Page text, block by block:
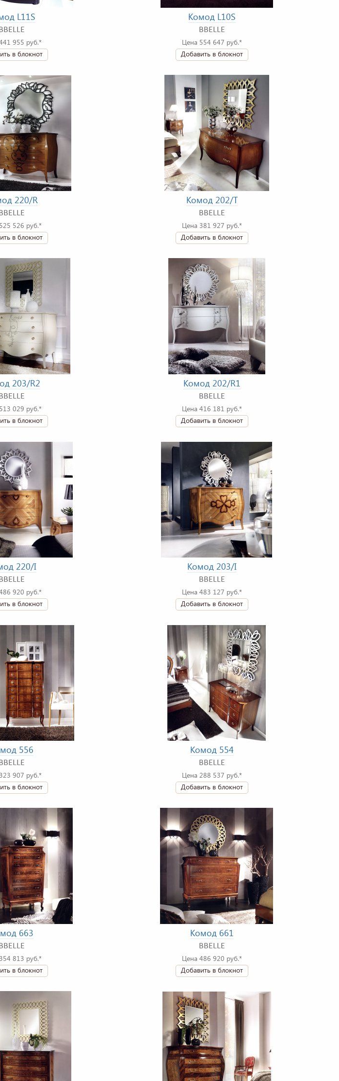
L11S
955 руб.*
в блокнот
Комод L10S
BBELLE
Цена 554 647 руб.*
Добавить в блокнот
220/R
526 руб.*
в блокнот
Комод 202/T
BBELLE
Цена 381 927 руб.*
Добавить в блокнот
203/R2
029 руб.*
в блокнот
Комод 202/R1
BBELLE
Цена 416 181 руб.*
Добавить в блокнот
220/I
920 руб.*
в блокнот
Комод 203/I
BBELLE
Цена 483 127 руб.*
Добавить в блокнот
556
907 руб.*
в блокнот
Комод 554
BBELLE
Цена 288 537 руб.*
Добавить в блокнот
663
813 руб.*
в блокнот
Комод 661
BBELLE
Цена 486 920 руб.*
Добавить в блокнот